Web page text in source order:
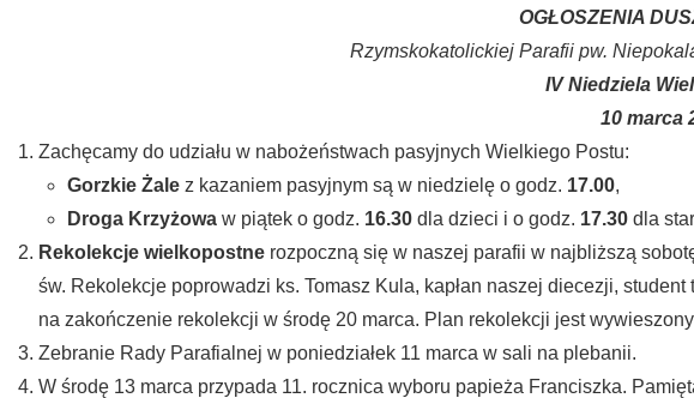
OGŁOSZENIA
Rzymskokatolickiej Parafii pw.
IV Niedziela
10 marca
Zachęcamy do udziału w nabożeństwach pasyjnych Wielkiego Postu:
Gorzkie Żale z kazaniem pasyjnym są w niedzielę o godz. 17.00,
Droga Krzyżowa w piątek o godz. 16.30 dla dzieci i o godz. 17.30 dla
Rekolekcje wielkopostne rozpoczną się w naszej parafii w najbliższą
św. Rekolekcje poprowadzi ks. Tomasz Kula, kapłan naszej diecezji,
na zakończenie rekolekcji w środę 20 marca. Plan rekolekcji jest
Zebranie Rady Parafialnej w poniedziałek 11 marca w sali na plebanii.
W środę 13 marca przypada 11. rocznica wyboru papieża Franciszka.